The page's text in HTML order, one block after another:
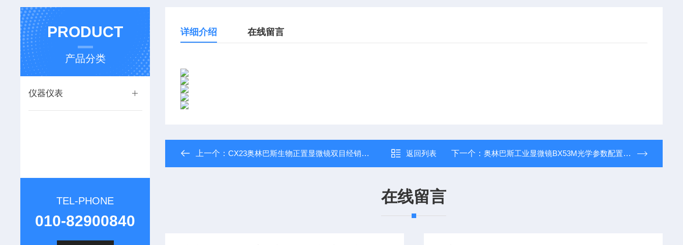
PRODUCT
产品分类
仪器仪表
TEL-PHONE
010-82900840
详细介绍 在线留言
上一个：CX23奥林巴斯生物正置显微镜双目经销商折扣价 返回列表 下一个： 奥林巴斯工业显微镜BX53M光学参数配置 瑞科中仪
在线留言